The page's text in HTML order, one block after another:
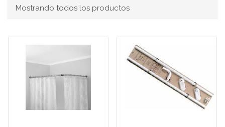
Mostrando todos los productos